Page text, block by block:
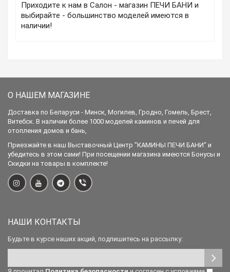
Приходите к нам в Салон - магазин ПЕЧИ БАНИ и
выбирайте - большинство моделей имеются в
наличии!
О НАШЕМ МАГАЗИНЕ
Доставка по Беларуси - Минск, Могилев, Гродно, Гомель, Брест,
Витебск. В наличии более 1000 моделей каминов и печей для
отопления домов и бань,
Приезжайте в наш Выставочный Центр "КАМИНЫ ПЕЧИ БАНИ" и
убедитесь в этом сами! При посещении магазина имеются Бонусы и
Скидки на товары в комплекте!
НАШИ КОНТАКТЫ
Будьте в курсе наших акций, подпишитесь на рассылку: